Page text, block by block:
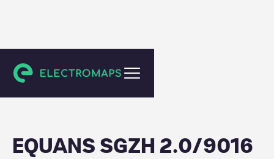
Bergschenhoek
EQUANS SGZH 2.0/9016